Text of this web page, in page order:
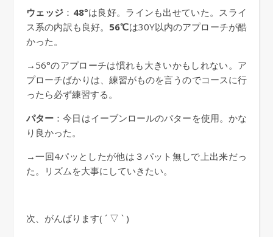
ウェッジ ： 48°は良好。ラインも出せていた。スライ
ス系の内訳も良好。 56℃は30Y以内のアプローチが酷
かった。
→56°のアプローチは慣れも大きいかもしれない。ア
プローチばかりは、練習がものを言うのでコースに行
ったら必ず練習する。
パター ：今日はイーブンロールのパターを使用。かな
り良かった。
→一回4パッとしたが他は３パット無しで上出来だっ
た。リズムを大事にしていきたい。
次、がんばります( ´ ▽ ` )